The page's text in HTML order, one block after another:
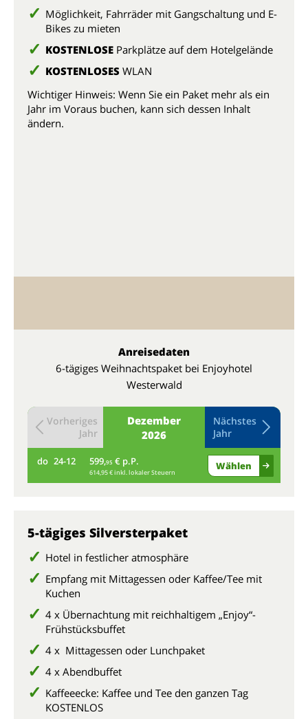
Möglichkeit, Fahrräder mit Gangschaltung und E-
Bikes zu mieten
KOSTENLOSE Parkplätze auf dem Hotelgelände
KOSTENLOSES WLAN
Wichtiger Hinweis: Wenn Sie ein Paket mehr als ein
Jahr im Voraus buchen, kann sich dessen Inhalt
ändern.
Anreisedaten
6-tägiges Weihnachtspaket bei Enjoyhotel
Westerwald
Dezember
2026
Vorheriges
Jahr
Nächstes
Jahr
do 24-12 599,95 € p.P.
614,95 € inkl. lokaler Steuern
Wählen
5-tägiges Silversterpaket
Hotel in festlicher atmosphäre
Empfang mit Mittagessen oder Kaffee/Tee mit
Kuchen
4 x Übernachtung mit reichhaltigem „Enjoy“-
Frühstücksbuffet
4 x Mittagessen oder Lunchpaket
4 x Abendbuffet
Kaffeeecke: Kaffee und Tee den ganzen Tag
KOSTENLOS